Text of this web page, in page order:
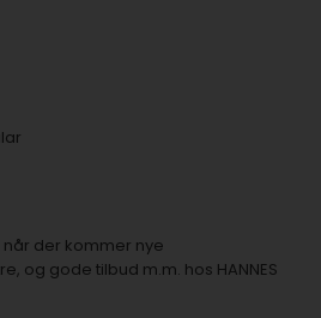
der kommer nye
og gode tilbud m.m. hos HANNES